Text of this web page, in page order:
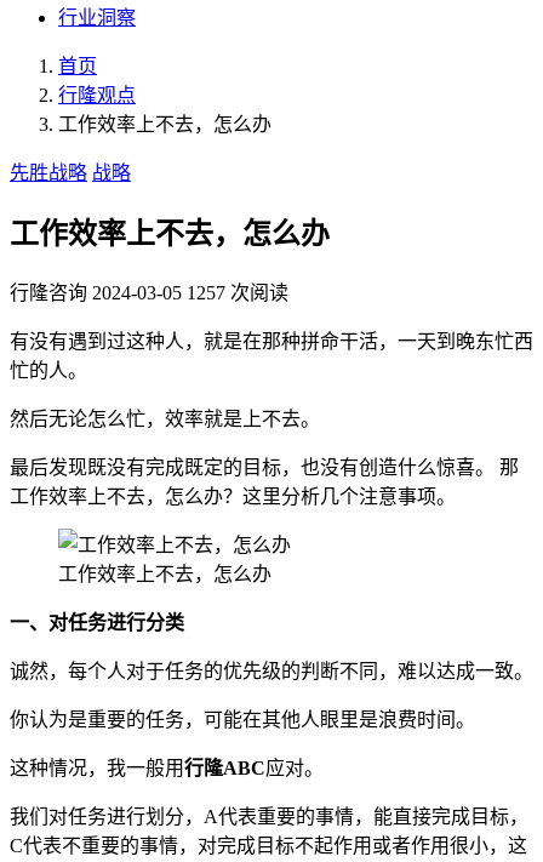
行业洞察
首页
行隆观点
工作效率上不去，怎么办
先胜战略 战略
工作效率上不去，怎么办
行隆咨询 2024-03-05 1257 次阅读
有没有遇到过这种人，就是在那种拼命干活，一天到晚东忙西
忙的人。
然后无论怎么忙，效率就是上不去。
最后发现既没有完成既定的目标，也没有创造什么惊喜。 那
工作效率上不去，怎么办？这里分析几个注意事项。
工作效率上不去，怎么办
一、对任务进行分类
诚然，每个人对于任务的优先级的判断不同，难以达成一致。
你认为是重要的任务，可能在其他人眼里是浪费时间。
这种情况，我一般用行隆ABC应对。
我们对任务进行划分，A代表重要的事情，能直接完成目标，
C代表不重要的事情，对完成目标不起作用或者作用很小，这